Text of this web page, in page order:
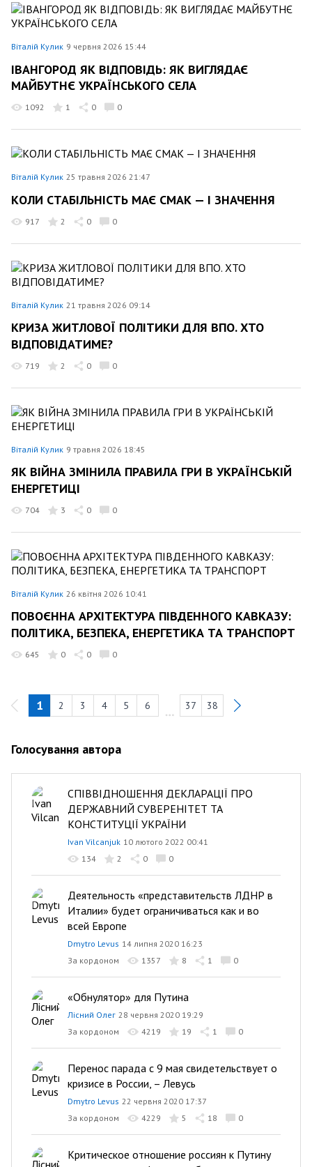
Віталій Кулик 9 червня 2026 15:44
ІВАНГОРОД ЯК ВІДПОВІДЬ: ЯК ВИГЛЯДАЄ
МАЙБУТНЄ УКРАЇНСЬКОГО СЕЛА
1092 1 0 0
Віталій Кулик 25 травня 2026 21:47
КОЛИ СТАБІЛЬНІСТЬ МАЄ СМАК — І ЗНАЧЕННЯ
917 2 0 0
Віталій Кулик 21 травня 2026 09:14
КРИЗА ЖИТЛОВОЇ ПОЛІТИКИ ДЛЯ ВПО. ХТО
ВІДПОВІДАТИМЕ?
719 2 0 0
Віталій Кулик 9 травня 2026 18:45
ЯК ВІЙНА ЗМІНИЛА ПРАВИЛА ГРИ В УКРАЇНСЬКІЙ
ЕНЕРГЕТИЦІ
704 3 0 0
Віталій Кулик 26 квітня 2026 10:41
ПОВОЄННА АРХІТЕКТУРА ПІВДЕННОГО КАВКАЗУ:
ПОЛІТИКА, БЕЗПЕКА, ЕНЕРГЕТИКА ТА ТРАНСПОРТ
645 0 0 0
1 2 3 4 5 6 37 38
Голосування автора
СПІВВІДНОШЕННЯ ДЕКЛАРАЦІЇ ПРО
ДЕРЖАВНИЙ СУВЕРЕНІТЕТ ТА
КОНСТИТУЦІЇ УКРАЇНИ
Ivan Vilcanjuk 10 лютого 2022 00:41
134
2 0 0
Деятельность «представительств ЛДНР в
Италии» будет ограничиваться как и во
всей Европе
Dmytro Levus 14 липня 2020 16:23
За кордоном
1357 8 1 0
«Обнулятор» для Путина
Лісний Олег 28 червня 2020 19:29
За кордоном
4219 19 1 0
Перенос парада с 9 мая свидетельствует о
кризисе в России, – Левусь
Dmytro Levus 22 червня 2020 17:37
За кордоном
4229 5 18 0
Критическое отношение россиян к Путину